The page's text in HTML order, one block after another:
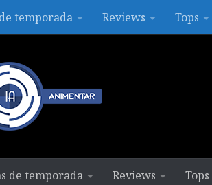
temporada Reviews Tops
de temporada Reviews Tops